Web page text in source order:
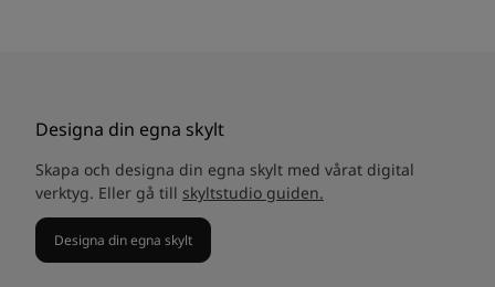
Designa din egna skylt
Skapa och designa din egna skylt med vårat digital
verktyg. Eller gå till skyltstudio guiden.
Designa din egna skylt